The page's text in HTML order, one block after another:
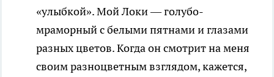
«улыбкой». Мой Локи — голубо-
мраморный с белыми пятнами и глазами
разных цветов. Когда он смотрит на меня
своим разноцветным взглядом, кажется,